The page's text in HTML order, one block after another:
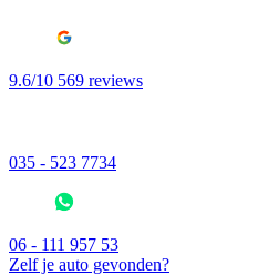
9.6/10 569 reviews
035 - 523 7734
06 - 111 957 53
Zelf je auto gevonden?